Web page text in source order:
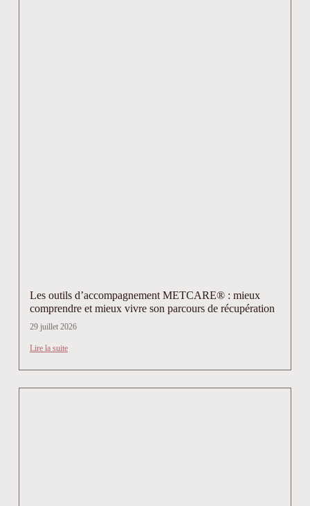
Les outils d’accompagnement METCARE® : mieux
comprendre et mieux vivre son parcours de récupération
29 juillet 2026
Lire la suite